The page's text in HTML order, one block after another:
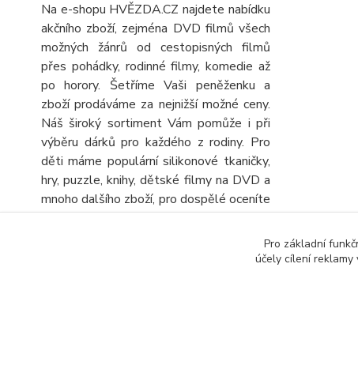
Na e-shopu HVĚZDA.CZ najdete nabídku
akčního zboží, zejména DVD filmů všech
možných žánrů od cestopisných filmů
přes pohádky, rodinné filmy, komedie až
po horory. Šetříme Vaši peněženku a
zboží prodáváme za nejnižší možné ceny.
Náš široký sortiment Vám pomůže i při
výběru dárků pro každého z rodiny. Pro
děti máme populární silikonové tkaničky,
hry, puzzle, knihy, dětské filmy na DVD a
mnoho dalšího zboží, pro dospělé oceníte
velký výběr knih, DVD filmů, turistických
map a automap a seniory potěšíme
obrovskou nabídkou různých křížovek a
Pro základní
účely cílení reklamy